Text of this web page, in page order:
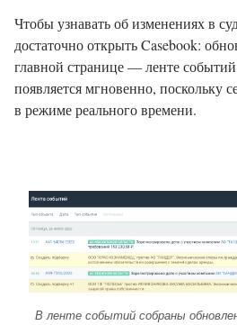
Чтобы узнавать об изменениях в
достаточно открыть Casebook:
главной странице — ленте
появляется мгновенно, поскольку
в режиме реального времени.
В ленте событий собраны